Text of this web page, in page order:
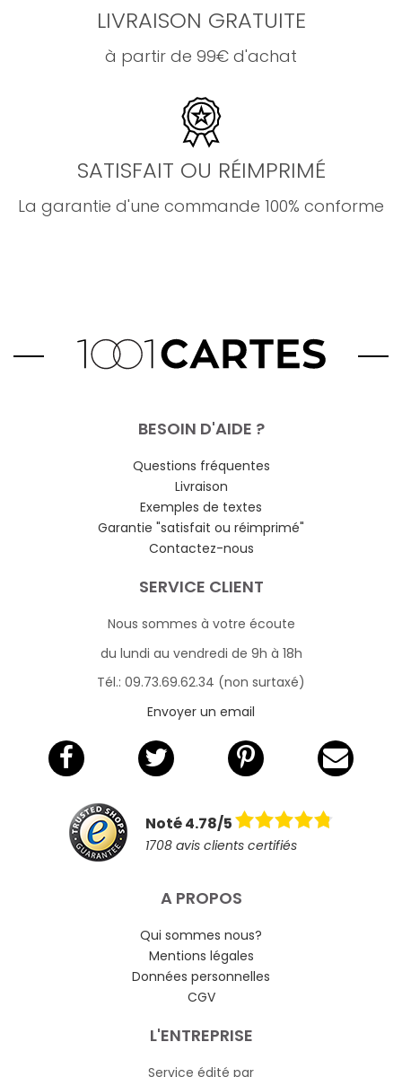
LIVRAISON GRATUITE
à partir de 99€ d'achat
SATISFAIT OU RÉIMPRIMÉ
La garantie d'une commande 100% conforme
BESOIN D'AIDE ?
Questions fréquentes
Livraison
Exemples de textes
Garantie "satisfait ou réimprimé"
Contactez-nous
SERVICE CLIENT
Nous sommes à votre écoute
du lundi au vendredi de 9h à 18h
Tél.: 09.73.69.62.34 (non surtaxé)
Envoyer un email
Noté 4.78/5
1708 avis clients certifiés
A PROPOS
Qui sommes nous?
Mentions légales
Données personnelles
CGV
L'ENTREPRISE
Service édité par